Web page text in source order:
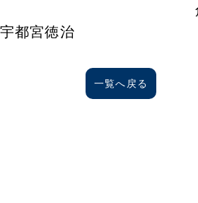
企業情
都宮徳治
一覧へ戻る